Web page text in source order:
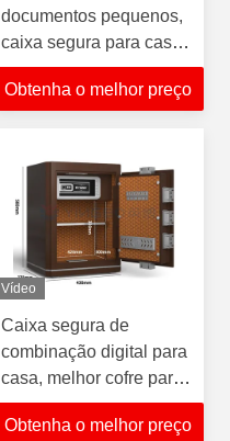
documentos pequenos,
caixa segura para casa,
multi impressão digital,
melhor cofre para casa
Obtenha o melhor preço
Vídeo
Caixa segura de
combinação digital para
casa, melhor cofre para
digitalização de dedos
em casa
Obtenha o melhor preço